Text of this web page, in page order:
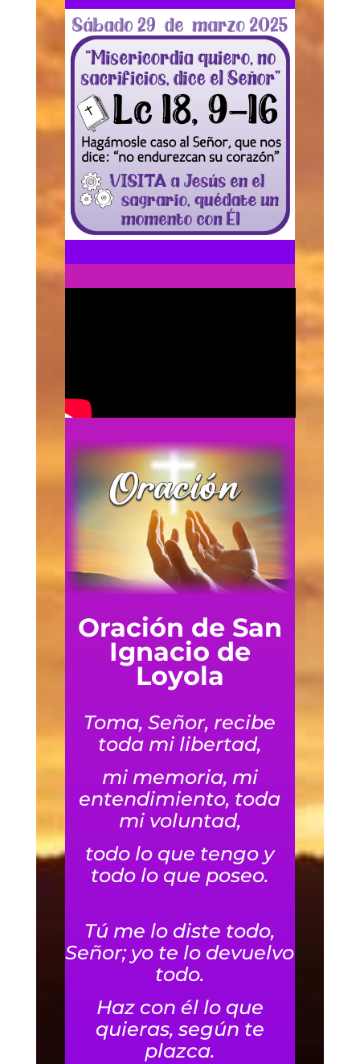
Oración de San
Ignacio de
Loyola
Toma, Señor, recibe
toda mi libertad,
mi memoria, mi
entendimiento, toda
mi voluntad,
todo lo que tengo y
todo lo que poseo.
Tú me lo diste todo,
Señor; yo te lo devuelvo
todo.
Haz con él lo que
quieras, según te
plazca.